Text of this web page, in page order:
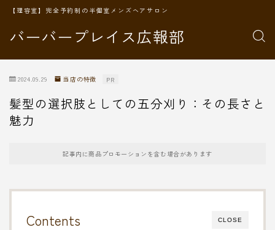
バーバープレイス広報部
【理容室】完全予約制の半個室メンズヘアサロン
2024.09.29 当店の特徴 PR
髪型の選択肢としての五分刈り：その長さと
魅力
記事内に商品プロモーションを含む場合があります
CLOSE
Contents